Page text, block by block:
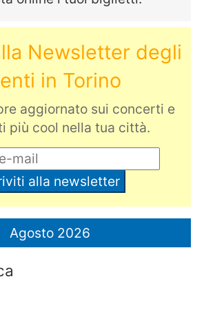
Newsletter degli
in Torino
aggiornato sui concerti e
più cool nella tua città.
Agosto 2026